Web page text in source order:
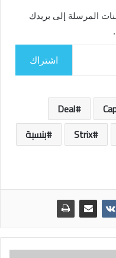
المرسلة إلى بريدك
اشتراك
Deal
Strix
بنسبة